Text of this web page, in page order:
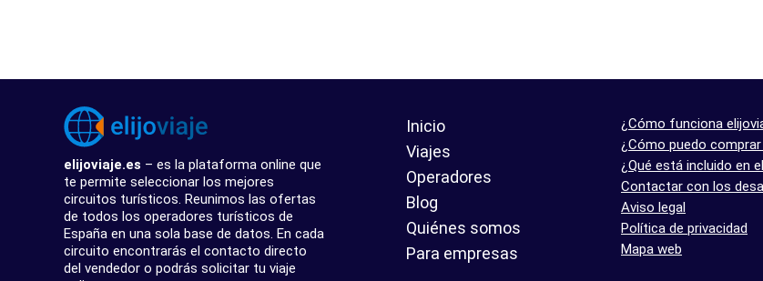
elijoviaje.es – es la plataforma online que
te permite seleccionar los mejores
circuitos turísticos. Reunimos las ofertas
de todos los operadores turísticos de
España en una sola base de datos. En cada
circuito encontrarás el contacto directo
del vendedor o podrás solicitar tu viaje
Inicio
Viajes
Operadores
Blog
Quiénes somos
Para empresas
¿Cómo funciona
¿Cómo puedo comprar
¿Qué está incluido en
Contactar con los
Aviso legal
Política de privacidad
Mapa web